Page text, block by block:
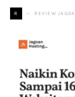
R REVIEW